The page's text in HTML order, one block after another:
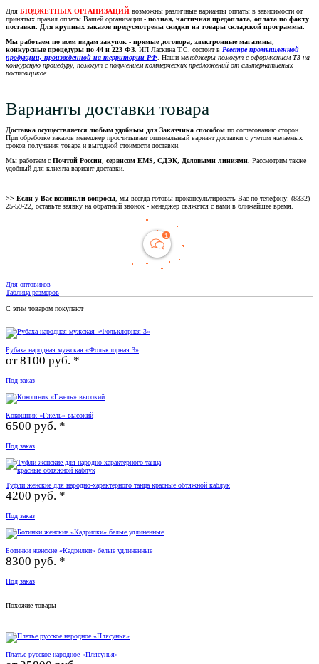
Для БЮДЖЕТНЫХ ОРГАНИЗАЦИЙ возможны различные варианты оплаты в зависимости от
принятых правил оплаты Вашей организации - полная, частичная предоплата, оплата по факту
поставки. Для крупных заказов предусмотрены скидки на товары складской программы.
Мы работаем по всем видам закупок - прямые договора, электронные магазины,
конкурсные процедуры по 44 и 223 ФЗ. ИП Ласкина Т.С. состоит в Реестре промышленной
продукции, произведенной на территории РФ. Наши менеджеры помогут с оформлением ТЗ на
конкурсную процедуру, помогут с получением коммерческих предложений от альтернативных
поставщиков.
Варианты доставки товара
Доставка осуществляется любым удобным для Заказчика способом по согласованию сторон.
При обработке заказов менеджер просчитывает оптимальный вариант доставки с учетом желаемых
сроков получения товара и выгодной стоимости доставки.
Мы работаем с Почтой России, сервисом EMS, СДЭК, Деловыми линиями. Рассмотрим также
удобный для клиента вариант доставки.
>> Если у Вас возникли вопросы, мы всегда готовы проконсультировать Вас по телефону: (8332)
25-59-22, оставьте заявку на обратный звонок - менеджер свяжется с вами в ближайшее время.
Для оптовиков
Таблица размеров
С этим товаром покупают
Рубаха народная мужская «Фольклорная 3»
от8100 руб. *
Под заказ
Кокошник «Гжель» высокий
6500 руб. *
Под заказ
Туфли женские для народно-характерного танца красные обтяжной каблук
4200 руб. *
Под заказ
Ботинки женские «Кадрилки» белые удлиненные
8300 руб. *
Под заказ
Похожие товары
Платье русское народное «Плясунья»